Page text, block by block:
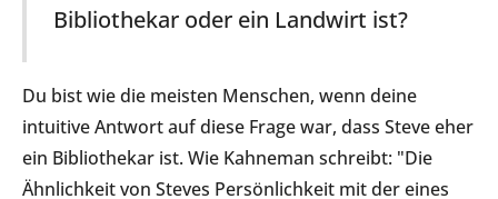
Bibliothekar oder ein Landwirt ist?
Du bist wie die meisten Menschen, wenn deine
intuitive Antwort auf diese Frage war, dass Steve eher
ein Bibliothekar ist. Wie Kahneman schreibt: "Die
Ähnlichkeit von Steves Persönlichkeit mit der eines